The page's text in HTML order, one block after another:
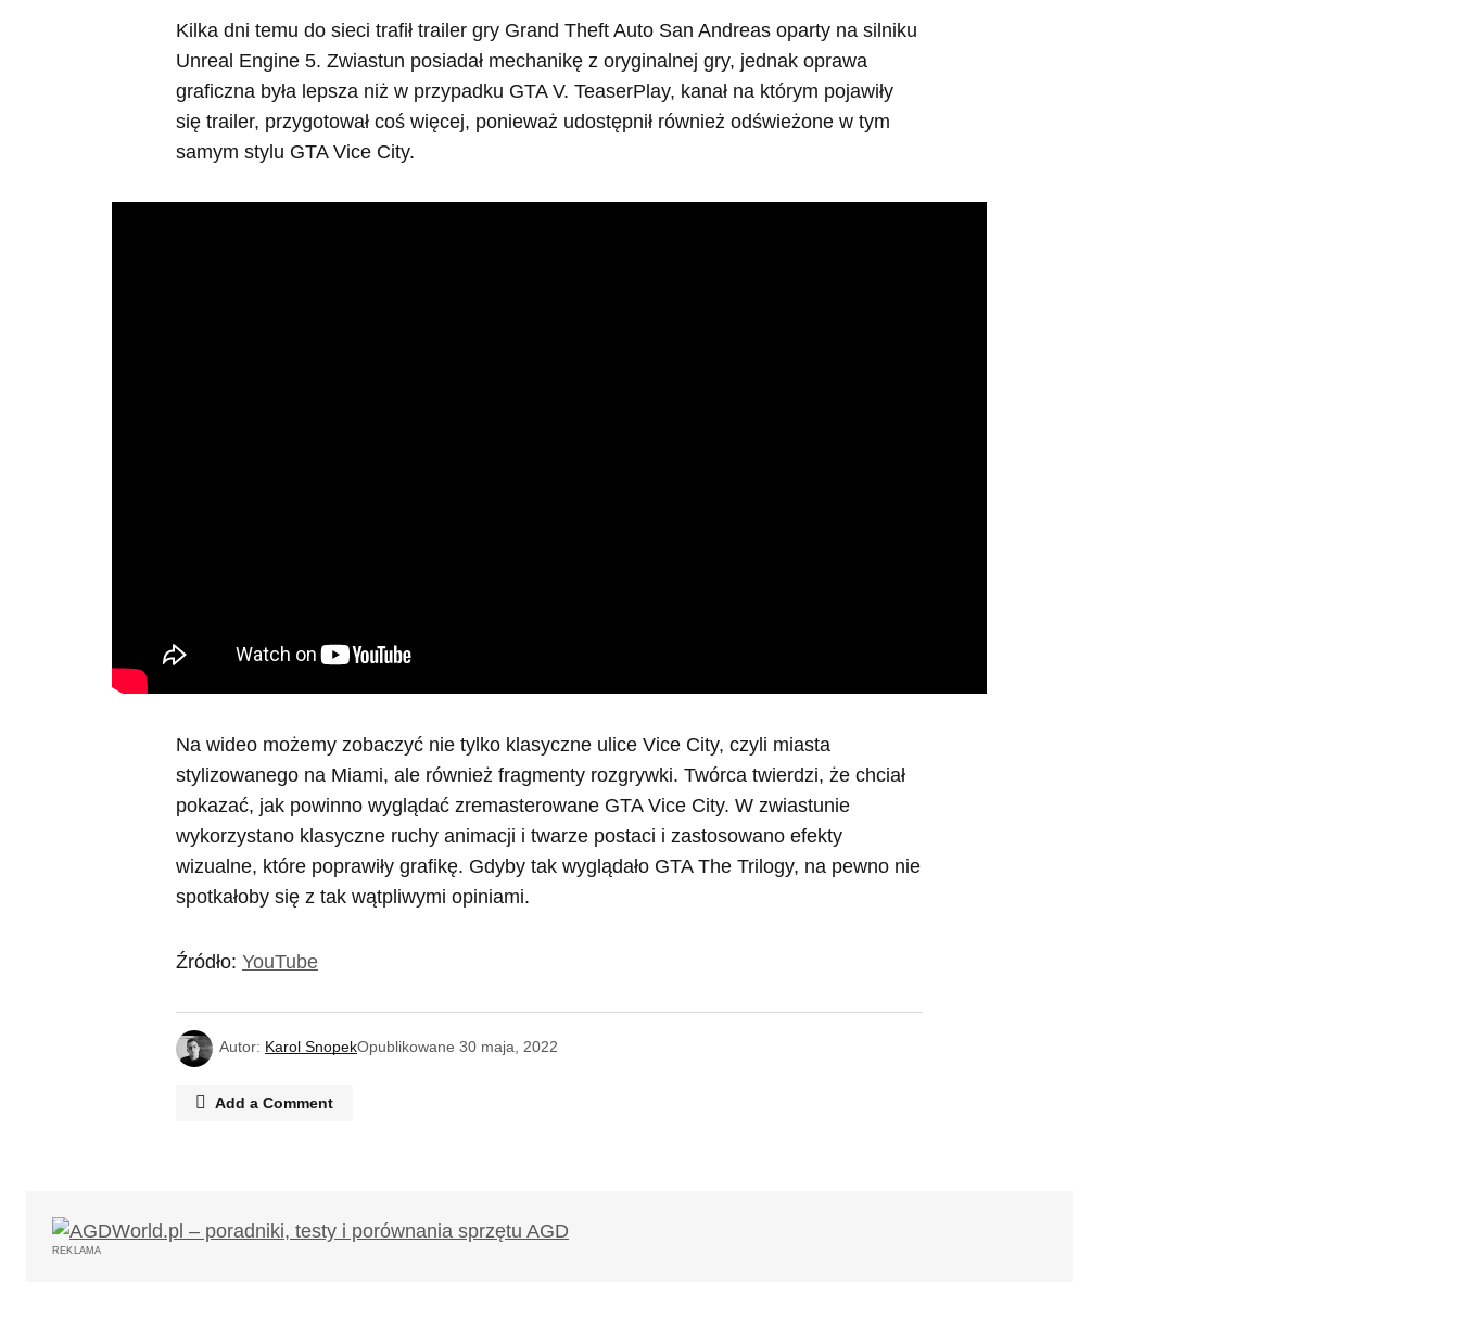
Kilka dni temu do sieci trafił trailer gry Grand Theft Auto San Andreas oparty na silniku
Unreal Engine 5. Zwiastun posiadał mechanikę z oryginalnej gry, jednak oprawa
graficzna była lepsza niż w przypadku GTA V. TeaserPlay, kanał na którym pojawiły
się trailer, przygotował coś więcej, ponieważ udostępnił również odświeżone w tym
samym stylu GTA Vice City.
Na wideo możemy zobaczyć nie tylko klasyczne ulice Vice City, czyli miasta
stylizowanego na Miami, ale również fragmenty rozgrywki. Twórca twierdzi, że chciał
pokazać, jak powinno wyglądać zremasterowane GTA Vice City. W zwiastunie
wykorzystano klasyczne ruchy animacji i twarze postaci i zastosowano efekty
wizualne, które poprawiły grafikę. Gdyby tak wyglądało GTA The Trilogy, na pewno nie
spotkałoby się z tak wątpliwymi opiniami.
Źródło: YouTube
Autor: Karol SnopekOpublikowane 30 maja, 2022
Add a Comment
REKLAMA